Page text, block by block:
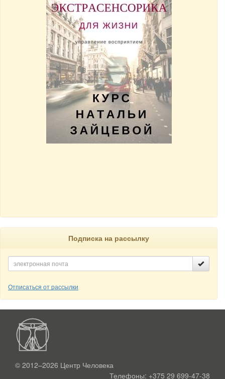
Подписка на рассылку
Отписаться от рассылки
© 2012–2026 Центр Человека
Телефоны: +375 29 699-47-38